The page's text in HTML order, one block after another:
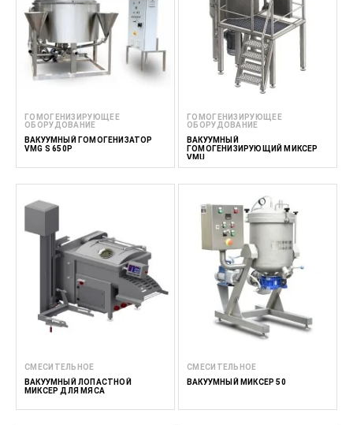
ГОМОГЕНИЗИРУЮЩЕЕ
ОБОРУДОВАНИЕ
ВАКУУМНЫЙ ГОМОГЕНИЗАТОР
VMG S 650P
ГОМОГЕНИЗИРУЮЩЕЕ
ОБОРУДОВАНИЕ
ВАКУУМНЫЙ
ГОМОГЕНИЗИРУЮЩИЙ МИКСЕР
VMU
СМЕСИТЕЛЬНОЕ
ВАКУУМНЫЙ ЛОПАСТНОЙ
МИКСЕР ДЛЯ МЯСА
СМЕСИТЕЛЬНОЕ
ВАКУУМНЫЙ МИКСЕР 50